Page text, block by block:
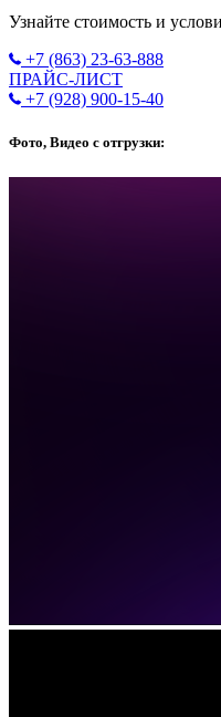
Узнайте стоимость и
+7 (863) 23-63-888
ПРАЙС-ЛИСТ
+7 (928) 900-15-40
Фото, Видео с отгрузки: